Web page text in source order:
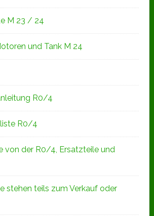
M 23 / 24
und Tank M 24
R0/4
R0/4
von der R0/4, Ersatzteile und
stehen teils zum Verkauf oder